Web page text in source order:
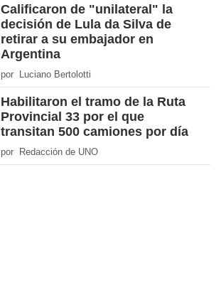
Calificaron de "unilateral" la
decisión de Lula da Silva de
retirar a su embajador en
Argentina
por Luciano Bertolotti
Habilitaron el tramo de la Ruta
Provincial 33 por el que
transitan 500 camiones por día
por Redacción de UNO